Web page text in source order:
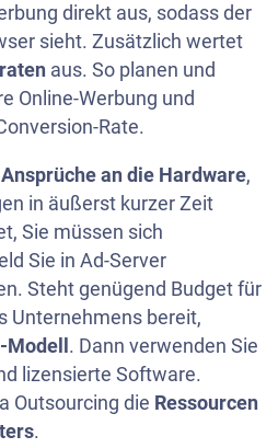
direkt aus, sodass der
sieht. Zusätzlich wertet
aus. So planen und
Online-Werbung und
Rate.
Ansprüche an die Hardware,
in äußerst kurzer Zeit
Sie müssen sich
Sie in Ad-Server
Steht genügend Budget für
Unternehmens bereit,
. Dann verwenden Sie
lizensierte Software.
Outsourcing die Ressourcen
.